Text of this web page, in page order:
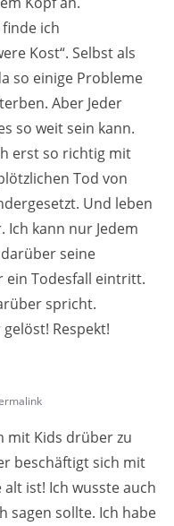
ich
Kost“. Selbst als
so einige Probleme
Aber Jeder
so weit sein kann.
erst so richtig mit
Tod von
Und leben
kann nur Jedem
seine
ein Todesfall eintritt.
spricht.
Respekt!
mit Kids drüber zu
beschäftigt sich mit
alt ist! Ich wusste auch
sagen sollte. Ich habe